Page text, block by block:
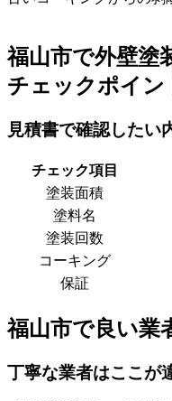
福山市で外壁塗
チェックポイン
見積書で確認したい
チェック項目
塗装面積
塗料名
塗装回数
コーキング
保証
福山市で良い業
丁寧な業者はここが